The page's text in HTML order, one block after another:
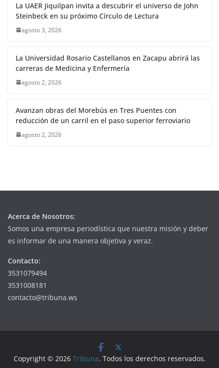
La UAER Jiquilpan invita a descubrir el universo de John
Steinbeck en su próximo Círculo de Lectura
agosto 3, 2026
La Universidad Rosario Castellanos en Zacapu abrirá las
carreras de Medicina y Enfermería
agosto 2, 2026
Avanzan obras del Morebús en Tres Puentes con
reducción de un carril en el paso superior ferroviario
agosto 2, 2026
Acerca de Nosotros:
Somos una empresa periodística que nuestra misión y deber
es informar de una manera objetiva y veraz.
Contacto:
3531079494
3531008181
contacto@tribuna.ws
Copyright © 2026 Tribuna. Todos los derechos reservados.